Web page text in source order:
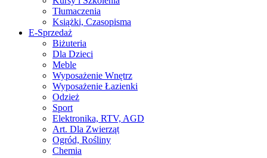
Tłumaczenia
Książki, Czasopisma
E-Sprzedaż
Biżuteria
Dla Dzieci
Meble
Wyposażenie Wnętrz
Wyposażenie Łazienki
Odzież
Sport
Elektronika, RTV, AGD
Art. Dla Zwierząt
Ogród, Rośliny
Chemia